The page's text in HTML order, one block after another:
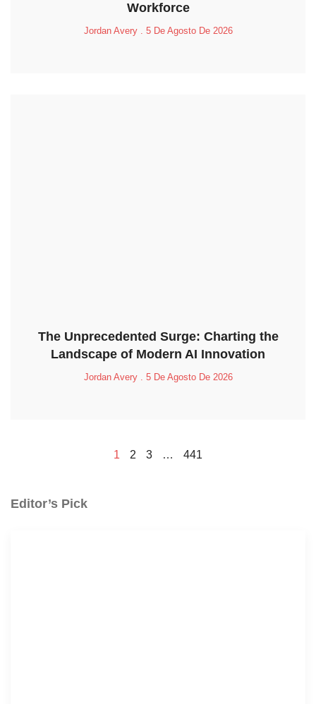
Workforce
Jordan Avery 5 De Agosto De 2026
The Unprecedented Surge: Charting the
Landscape of Modern AI Innovation
Jordan Avery 5 De Agosto De 2026
1 2 3 … 441
Editor’s Pick